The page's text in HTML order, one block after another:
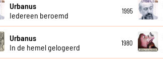
Urbanus
Iedereen beroemd
1995
Urbanus
In de hemel gelogeerd
1980